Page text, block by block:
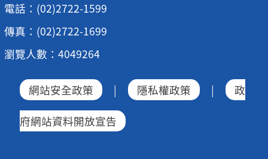
電話：(02)2722-1599
傳真：(02)2722-1699
瀏覽人數：4049264
網站安全政策 | 隱私權政策 | 政
府網站資料開放宣告